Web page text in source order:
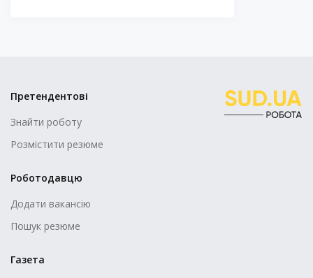
Претендентові
Знайти роботу
Розмістити резюме
Роботодавцю
Додати вакансію
Пошук резюме
Газета